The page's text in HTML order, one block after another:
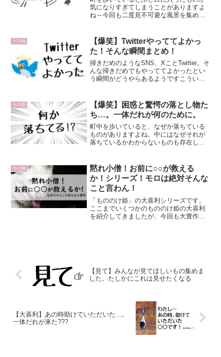
気になりすぎてしまうことがありますよ
ね～今回も二度見不可避な風景を集めて
りむ (@RIM_EG9)...
その他
【爆笑】Twitterやっててよかっ
た！そんな瞬間まとめ！
掃きだめのようなSNS、XことTwitter。そ
んな掃きだめでもやっててよかったとい
う瞬間がどうやらあるようですこういう
— 崇高な力 (@naamuuaamii...
その他
【爆笑】困惑と驚愕の落とし物た
ち…。一体だれが何のために。
町中を歩いていると、なぜか落ちている
ものがありますよね。中にはなぜそれが
落ちているかわからないものも存在しま
pic.twitter.com/FexURgZt7Z— さのきゅ
ー (@E...
その他
黙れ小僧！お前に○○が救える
か！シリーズ！モロは絶対そんな
こと言わん！
「もののけ姫」の大喜利シリーズです。
ここまでいくつかのもののけ姫の大喜利
を紹介してきましたが、今回も大豊作で
【見て】みんなが見てほしいもの集めま
した。たしかにこれは見せたくなる
【大喜利】あの時助けていただいた…。
一体だれが来た???